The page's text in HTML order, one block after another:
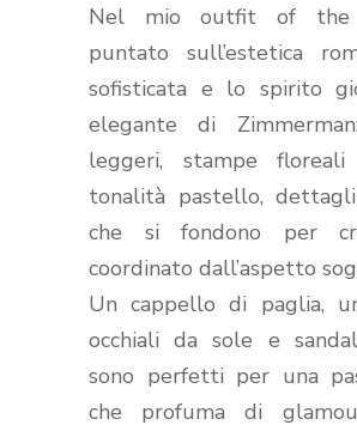
Nel mio outfit of the
puntato sull’estetica
sofisticata e lo spirito
elegante di
leggeri, stampe floreali
tonalità pastello,
che si fondono per
coordinato dall’aspetto
Un cappello di paglia,
occhiali da sole e
sono perfetti per una
che profuma di